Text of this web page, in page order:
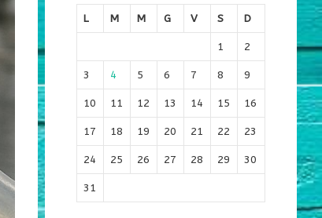
L
M M G V S D
1 2
3 4 5 6 7 8 9
10 11 12 13 14 15 16
17 18 19 20 21 22 23
24 25 26 27 28 29 30
31